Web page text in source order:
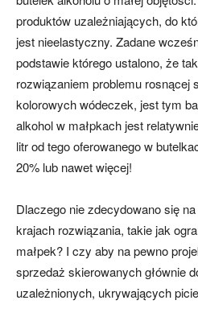
produktów uzależniających, do
jest nieelastyczny. Zadane
podstawie którego ustalono, że
rozwiązaniem problemu rosnącej
kolorowych wódeczek, jest tym
alkohol w małpkach jest
litr od tego oferowanego w
20% lub nawet więcej!
Dlaczego nie zdecydowano się
krajach rozwiązania, takie jak
małpek? I czy aby na pewno
sprzedaż skierowanych głównie
uzależnionych, ukrywających